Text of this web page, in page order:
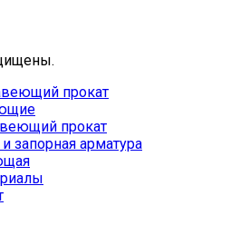
прокат
прокат
запорная арматура